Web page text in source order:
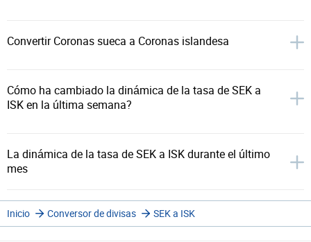
Convertir Coronas sueca a Coronas islandesa
Cómo ha cambiado la dinámica de la tasa de SEK a
ISK en la última semana?
La dinámica de la tasa de SEK a ISK durante el último
mes
Inicio Conversor de divisas SEK a ISK